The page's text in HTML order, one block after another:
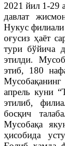
2021 йил 1-29
давлат
Нукус филиали
оғусиз ҳаёт
тури бўйича
этилди.
этиб, 180
апрель куни
этилиб,
босқич
Мусобақа
ҳисобида